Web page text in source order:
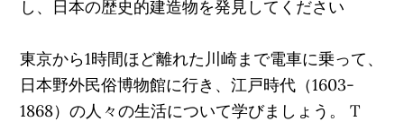
し、日本の歴史的建造物を発見してください
東京から1時間ほど離れた川崎まで電車に乗って、
日本野外民俗博物館に行き、江戸時代（1603-
1868）の人々の生活について学びましょう。 T